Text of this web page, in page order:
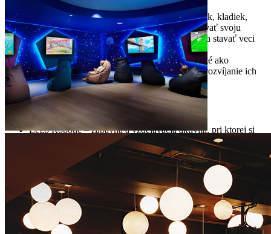
hranie rolí, logopédiu a podporu tímovej práce
Rigamajig – zbierka drevených dosiek, koliesok, kladiek,
matíc, skrutiek a lán umožňuje deťom nasledovať svoju
zvedavosť a zapojiť myseľ v troch rozmeroch a stavať veci
väčšie, ako sú oni sami
Ropeland – detské háčkované ihrisko navrhnuté ako
bezpečné prostredie pre deti na objavovanie a rozvíjanie ich
fyzických zručností
STEM dielňa
Lego Robotic – zábavná a vzdelávacia aktivita, pri ktorej si
deti môžu postaviť a naprogramovať vlastných robotov, čím
sa zvyšuje ich kreativita a schopnosť riešiť problémy. Pod
dohľadom školiteľa IT (raz týždenne v hlavnej sezóne)